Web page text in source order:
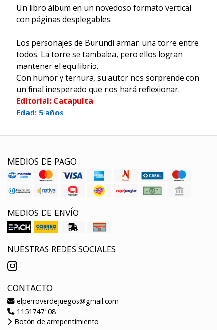
Un libro álbum en un novedoso formato vertical
con páginas desplegables.
Los personajes de Burundi arman una torre entre
todos. La torre se tambalea, pero ellos logran
mantener el equilibrio.
Con humor y ternura, su autor nos sorprende con
un final inesperado que nos hará reflexionar.
Editorial: Catapulta
Edad: 5 años
MEDIOS DE PAGO
MEDIOS DE ENVÍO
NUESTRAS REDES SOCIALES
CONTACTO
elperroverdejuegos@gmail.com
1151747108
Botón de arrepentimiento